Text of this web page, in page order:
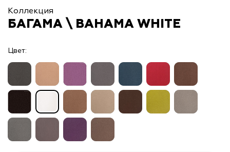
Коллекция
БАГАМА \ BAHAMA WHITE
Цвет: